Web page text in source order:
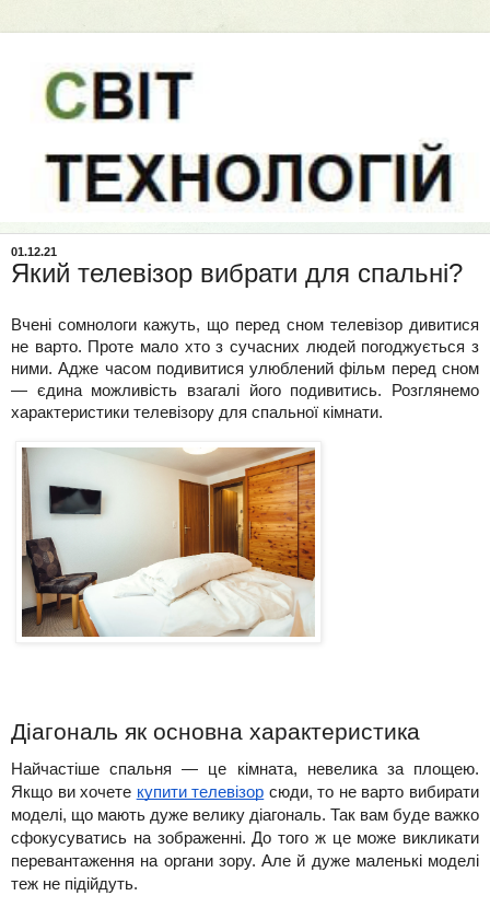
01.12.21
Який телевізор вибрати для спальні?
Вчені сомнологи кажуть, що перед сном телевізор дивитися
не варто. Проте мало хто з сучасних людей погоджується з
ними. Адже часом подивитися улюблений фільм перед сном
— єдина можливість взагалі його подивитись. Розглянемо
характеристики телевізору для спальної кімнати.
Діагональ як основна характеристика
Найчастіше спальня — це кімната, невелика за площею.
Якщо ви хочете купити телевізор сюди, то не варто вибирати
моделі, що мають дуже велику діагональ. Так вам буде важко
сфокусуватись на зображенні. До того ж це може викликати
перевантаження на органи зору. Але й дуже маленькі моделі
теж не підійдуть.